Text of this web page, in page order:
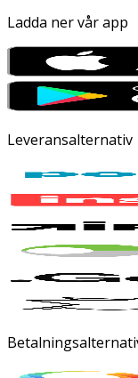
Ladda ner vår app
Leveransalternativ